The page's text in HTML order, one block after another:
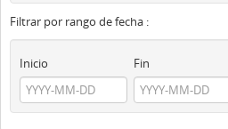
Filtrar por rango de fecha :
Inicio Fin